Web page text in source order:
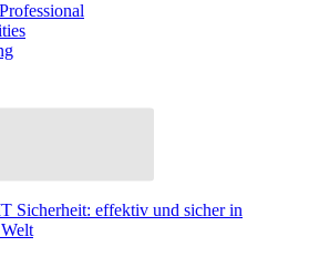
Sicherheit: effektiv und sicher in